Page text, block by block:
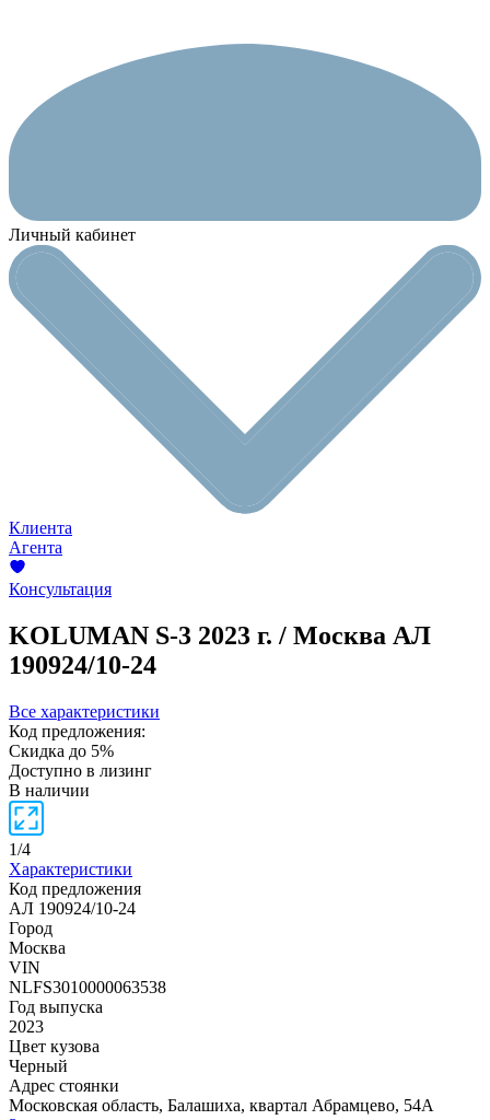
Личный кабинет
Клиента
Агента
Консультация
KOLUMAN S-3 2023 г. / Москва АЛ
190924/10-24
Все характеристики
Код предложения:
Скидка до 5%
Доступно в лизинг
В наличии
1/4
Характеристики
Код предложения
АЛ 190924/10-24
Город
Москва
VIN
NLFS3010000063538
Год выпуска
2023
Цвет кузова
Черный
Адрес стоянки
Московская область, Балашиха, квартал Абрамцево, 54А